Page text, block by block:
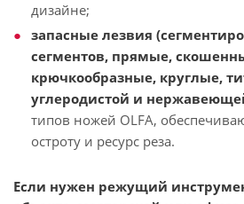
дизайне;
запасные лезвия
сегментов, прямые,
крючкообразные, круглые,
углеродистой и
типов ножей OLFA,
остроту и ресурс реза.
Если нужен режущий